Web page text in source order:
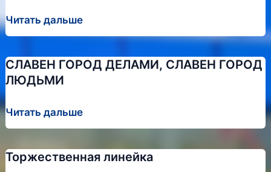
БИБЛИОТЕКА
ИНФОРМИРУЕТ!
Читать дальше
СЛАВЕН ГОРОД ДЕЛАМИ, СЛАВЕН ГОРОД
ЛЮДЬМИ
СЛАВЕН
ГОРОД
СЛАВЕН
Читать дальше
Торжественная линейка